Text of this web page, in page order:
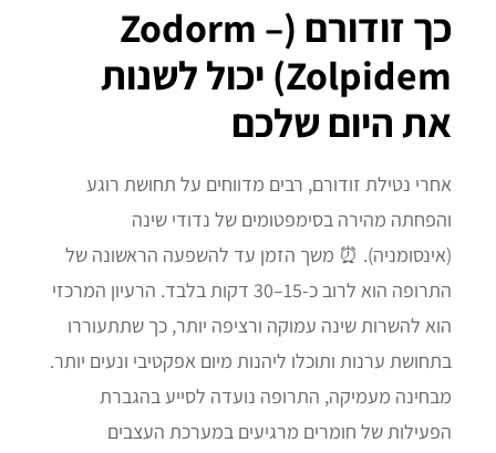
כך זודורם (Zodorm –
Zolpidem) יכול לשנות
את היום שלכם
אחרי נטילת זודורם, רבים מדווחים על תחושת רוגע
והפחתה מהירה בסימפטומים של נדודי שינה
(אינסומניה). ⏰ משך הזמן עד להשפעה הראשונה של
התרופה הוא לרוב כ-15–30 דקות בלבד. הרעיון המרכזי
הוא להשרות שינה עמוקה ורציפה יותר, כך שתתעוררו
בתחושת ערנות ותוכלו ליהנות מיום אפקטיבי ונעים יותר.
מבחינה מעמיקה, התרופה נועדה לסייע בהגברת
הפעילות של חומרים מרגיעים במערכת העצבים